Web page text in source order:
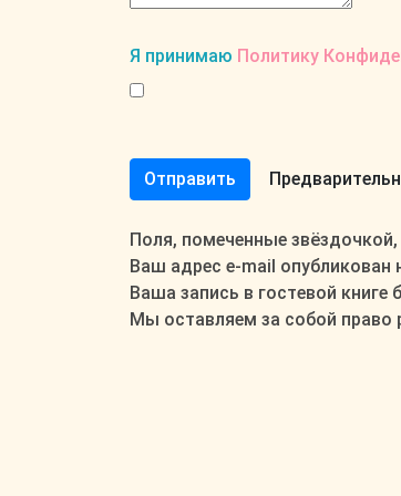
Я принимаю Политику
Поля, помеченные
Ваш адрес e-mail опубликован
Ваша запись в гостевой книге
Мы оставляем за собой право